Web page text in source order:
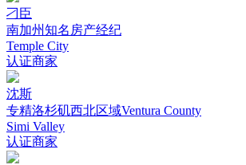
刁臣
南加州知名房产经纪
Temple City
认证商家
沈斯
专精洛杉矶西北区域Ventura County
Simi Valley
认证商家